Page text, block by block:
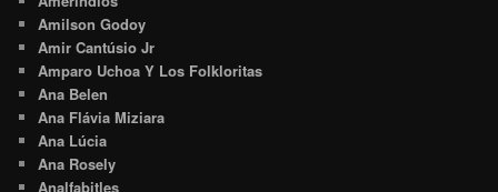
Amilson Godoy
Amir Cantúsio Jr
Amparo Uchoa Y Los Folkloritas
Ana Belen
Ana Flávia Miziara
Ana Lúcia
Ana Rosely
Analfabitles